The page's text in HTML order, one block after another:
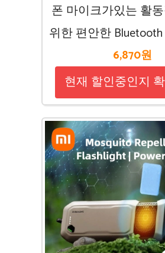
폰 마이크가있는 활
위한 편안한
6,870원
현재 할인중인지